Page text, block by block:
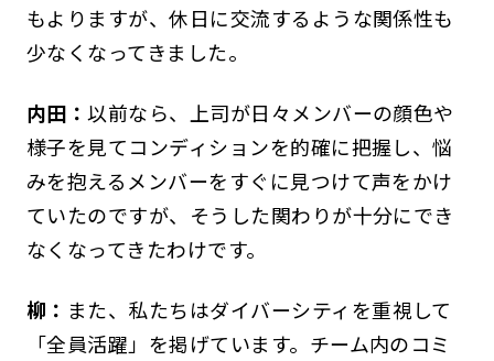
もよりますが、休日に交流するような関係性も
少なくなってきました。
内田：以前なら、上司が日々メンバーの顔色や
様子を見てコンディションを的確に把握し、悩
みを抱えるメンバーをすぐに見つけて声をかけ
ていたのですが、そうした関わりが十分にでき
なくなってきたわけです。
柳： また、私たちはダイバーシティを重視して
「全員活躍」を掲げています。チーム内のコミ